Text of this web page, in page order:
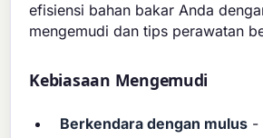
efisiensi bahan bakar Anda
mengemudi dan tips perawatan
Kebiasaan Mengemudi
Berkendara dengan mulus -